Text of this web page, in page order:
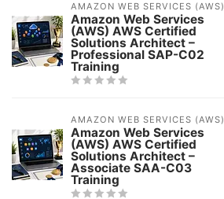
AMAZON WEB SERVICES (AWS)
Amazon Web Services
(AWS) AWS Certified
Solutions Architect –
Professional SAP-C02
Training
AMAZON WEB SERVICES (AWS)
Amazon Web Services
(AWS) AWS Certified
Solutions Architect –
Associate SAA-C03
Training